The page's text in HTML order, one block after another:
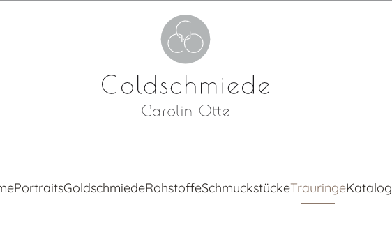
PortraitsGoldschmiedeRohstoffeSchmuckstückeTrauringeKatalog